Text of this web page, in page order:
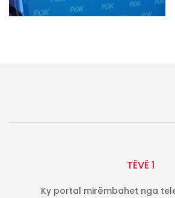
TËVË 1
Ky portal mirëmbahet nga